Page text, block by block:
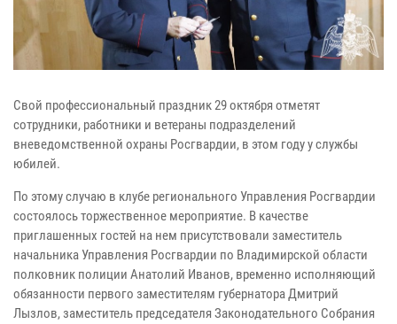
Свой профессиональный праздник 29 октября отметят
сотрудники, работники и ветераны подразделений
вневедомственной охраны Росгвардии, в этом году у службы
юбилей.
По этому случаю в клубе регионального Управления Росгвардии
состоялось торжественное мероприятие. В качестве
приглашенных гостей на нем присутствовали заместитель
начальника Управления Росгвардии по Владимирской области
полковник полиции Анатолий Иванов, временно исполняющий
обязанности первого заместителям губернатора Дмитрий
Лызлов, заместитель председателя Законодательного Собрания